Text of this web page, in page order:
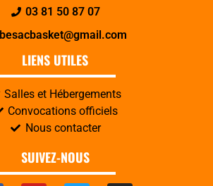
03 81 50 87 07
besacbasket@gmail.com
LIENS UTILES
Salles et Hébergements
Convocations officiels
Nous contacter
SUIVEZ-NOUS